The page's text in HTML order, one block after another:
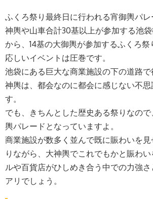
ふくろ祭り最終日に行われる宵御輿パ
神輿や山車合計30基以上が参加する池
から、14基の大御輿が参加するふくろ
応しいイベントは圧巻です。
池袋にある巨大な商業施設の下の道路
神輿は、都会なのに都会に感じない不思
す。
でも、きちんとした歴史ある祭りなの
輿パレードとなっていますよ。
商業施設が数多く並んで既に賑わいを
りながら、大神輿でこれでもかと賑わ
ルや百貨店がひしめき合う中での力強さ
アリでしょう。